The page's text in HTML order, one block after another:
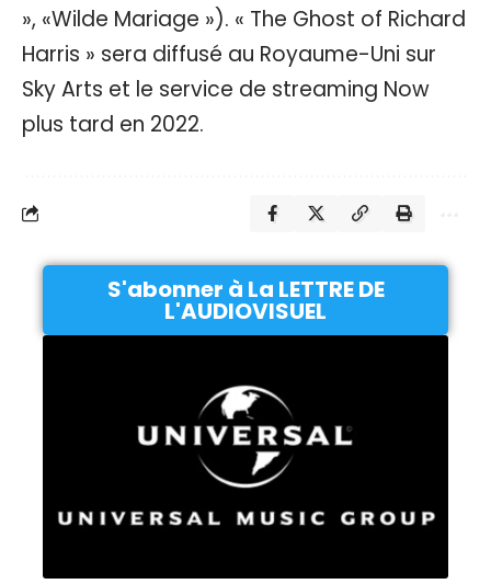
», «Wilde Mariage »). « The Ghost of Richard
Harris » sera diffusé au Royaume-Uni sur
Sky Arts et le service de streaming Now
plus tard en 2022.
S'abonner à La LETTRE DE
L'AUDIOVISUEL